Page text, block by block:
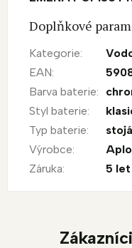
Doplňkové
Kategorie:
EAN:
Barva baterie:
Styl baterie:
Typ baterie:
Výrobce:
Záruka: 5 let